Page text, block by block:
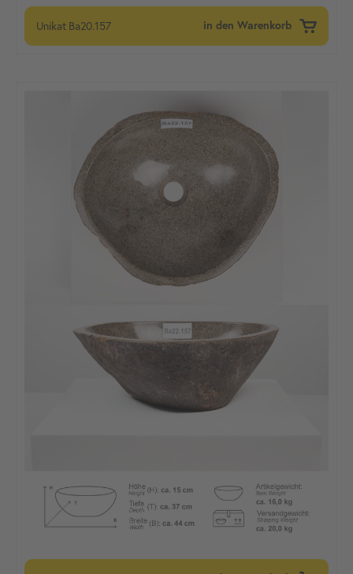
Unikat Ba20.157 in den Warenkorb